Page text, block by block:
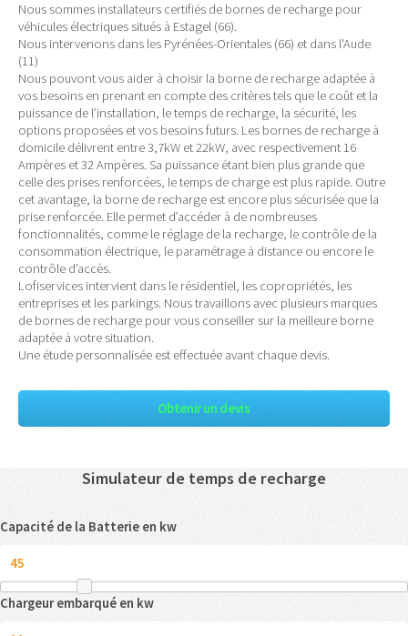
Nous sommes installateurs certifiés de bornes de recharge pour
véhicules électriques situés à Estagel (66).
Nous intervenons dans les Pyrénées-Orientales (66) et dans l'Aude
(11)
Nous pouvont vous aider à choisir la borne de recharge adaptée à
vos besoins en prenant en compte des critères tels que le coût et la
puissance de l’installation, le temps de recharge, la sécurité, les
options proposées et vos besoins futurs. Les bornes de recharge à
domicile délivrent entre 3,7kW et 22kW, avec respectivement 16
Ampères et 32 Ampères. Sa puissance étant bien plus grande que
celle des prises renforcées, le temps de charge est plus rapide. Outre
cet avantage, la borne de recharge est encore plus sécurisée que la
prise renforcée. Elle permet d’accéder à de nombreuses
fonctionnalités, comme le réglage de la recharge, le contrôle de la
consommation électrique, le paramétrage à distance ou encore le
contrôle d’accès.
Lofiservices intervient dans le résidentiel, les copropriétés, les
entreprises et les parkings. Nous travaillons avec plusieurs marques
de bornes de recharge pour vous conseiller sur la meilleure borne
adaptée à votre situation.
Une étude personnalisée est effectuée avant chaque devis.
Obtenir un devis
Simulateur de temps de recharge
Capacité de la Batterie en kw
Chargeur embarqué en kw